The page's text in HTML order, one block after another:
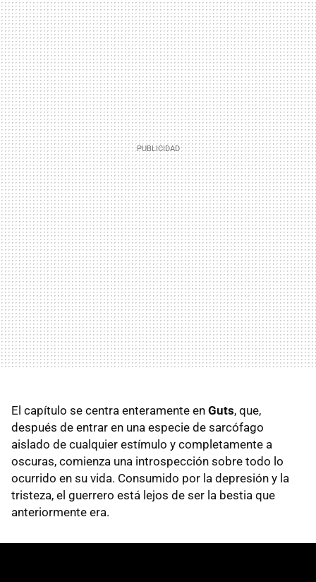
El capítulo se centra enteramente en Guts, que,
después de entrar en una especie de sarcófago
aislado de cualquier estímulo y completamente a
oscuras, comienza una introspección sobre todo lo
ocurrido en su vida. Consumido por la depresión y la
tristeza, el guerrero está lejos de ser la bestia que
anteriormente era.